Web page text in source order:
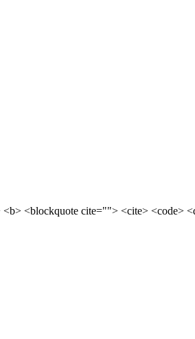
<blockquote cite=""> <cite> <code>